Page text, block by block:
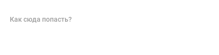
Как сюда попасть?